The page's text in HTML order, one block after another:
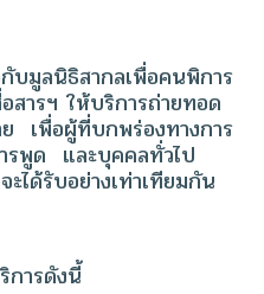
บมูลนิธิสากลเพื่อคนพิการ
สารฯ ให้บริการถ่ายทอด
ย เพื่อผู้ที่บกพร่องทางการ
รพูด และบุคคลทั่วไป
ด้รับอย่างเท่าเทียมกัน
การดังนี้